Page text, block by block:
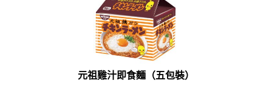
元祖雞汁即食麵（五包裝）